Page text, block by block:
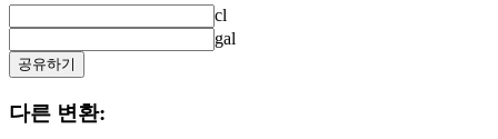
cl
gal
공유하기
다른 변환: